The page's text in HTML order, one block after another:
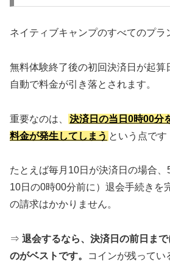
ネイティブキャンプのすべてのプラ
無料体験終了後の初回決済日が起算
自動で料金が引き落とされます。
重要なのは、
決済日の当日0時00分
料金が発生してしまう という点です
たとえば毎月10日が決済日の場合、
10日の0時00分前に）退会手続きを
の請求はかかりません。
⇒ 退会するなら、決済日の前日ま
のがベストです。
コインが残ってい